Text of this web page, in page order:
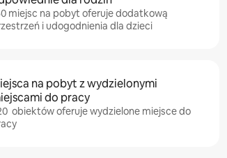
miejsc na pobyt oferuje dodatkową
i udogodnienia dla dzieci
na pobyt z wydzielonymi
do pracy
obiektów oferuje wydzielone miejsce do